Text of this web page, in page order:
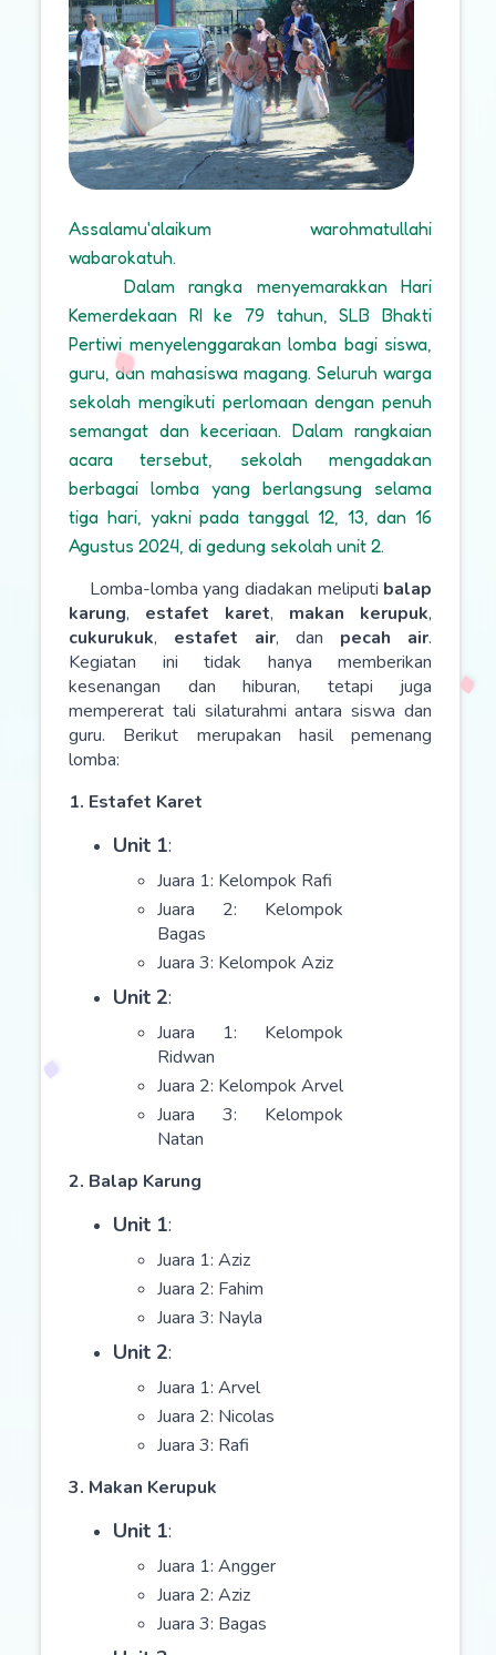
Assalamu'alaikum warohmatullahi
wabarokatuh.
Dalam rangka menyemarakkan Hari
Kemerdekaan RI ke 79 tahun, SLB Bhakti
Pertiwi menyelenggarakan lomba bagi siswa,
guru, dan mahasiswa magang. Seluruh warga
sekolah mengikuti perlomaan dengan penuh
semangat dan keceriaan. Dalam rangkaian
acara tersebut, sekolah mengadakan
berbagai lomba yang berlangsung selama
tiga hari, yakni pada tanggal 12, 13, dan 16
Agustus 2024, di gedung sekolah unit 2.
Lomba-lomba yang diadakan meliputi balap
karung, estafet karet, makan kerupuk,
cukurukuk, estafet air, dan pecah air.
Kegiatan ini tidak hanya memberikan
kesenangan dan hiburan, tetapi juga
mempererat tali silaturahmi antara siswa dan
guru. Berikut merupakan hasil pemenang
lomba:
1. Estafet Karet
Unit 1:
Juara 1: Kelompok Rafi
Juara 2: Kelompok
Bagas
Juara 3: Kelompok Aziz
Unit 2:
Juara 1: Kelompok
Ridwan
Juara 2: Kelompok Arvel
Juara 3: Kelompok
Natan
2. Balap Karung
Unit 1:
Juara 1: Aziz
Juara 2: Fahim
Juara 3: Nayla
Unit 2:
Juara 1: Arvel
Juara 2: Nicolas
Juara 3: Rafi
3. Makan Kerupuk
Unit 1:
Juara 1: Angger
Juara 2: Aziz
Juara 3: Bagas